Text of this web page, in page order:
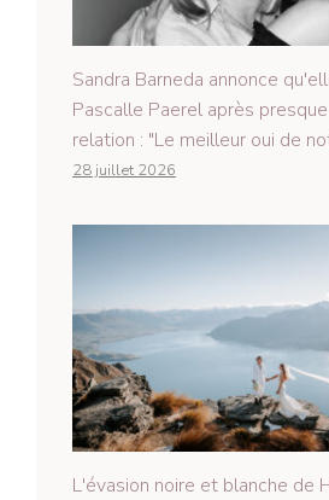
Sandra Barneda annonce
Pascalle Paerel après
relation : "Le meilleur oui de
28 juillet 2026
L'évasion noire et blanche de